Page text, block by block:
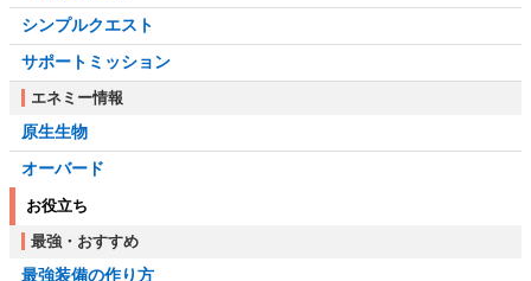
シンプルクエスト
サポートミッション
エネミー情報
原生生物
オーバード
お役立ち
最強・おすすめ
最強装備の作り方